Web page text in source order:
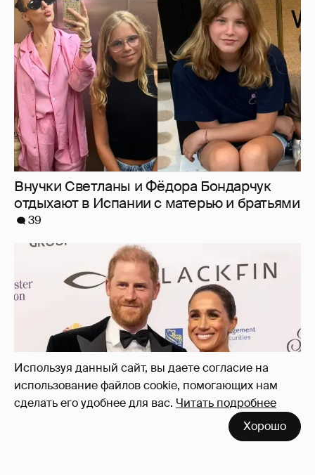
Используя данный сайт, вы даете согласие на
использование файлов cookie, помогающих нам
сделать его удобнее для вас. Читать подробнее
Хорошо
Внучки Светланы и Фёдора Бондарчук
отдыхают в Испании с матерью и братьями
39
Меган Маркл и принц Гарри вышли в свет
в Канаде